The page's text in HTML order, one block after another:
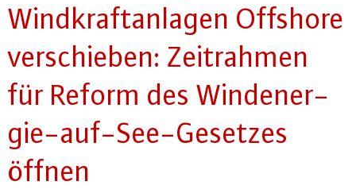
Wind­kraft­an­la­gen Offshore
ver­schie­ben: Zeit­rah­men
für Reform des Wind­ener­
gie-auf-See-Ge­set­zes
öffnen